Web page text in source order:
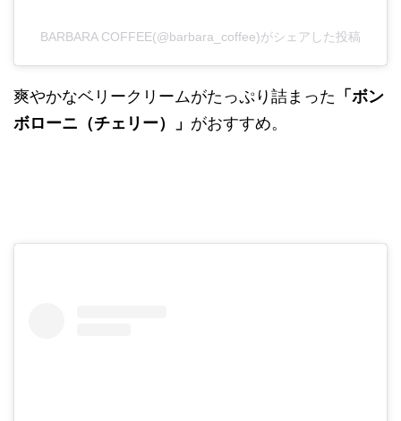
BARBARA COFFEE(@barbara_coffee)がシェアした投稿
爽やかなベリークリームがたっぷり詰まった 「ボン
ボローニ（チェリー）」 がおすすめ。